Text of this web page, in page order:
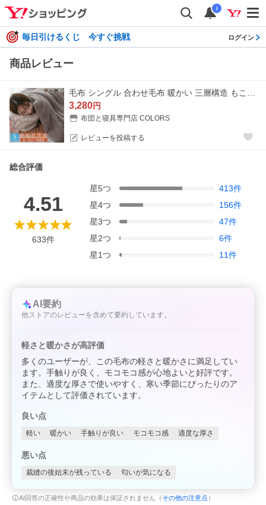
i
毎日引けるくじ 今すぐ挑戦 ログイン
商品レビュー
3,280円
布団と寝具専門店 COLORS
レビューを投稿する
総合評価
4.51
633件
星5つ 413件
星4つ 156件
星3つ 47件
星2つ 6件
星1つ 11件
AI要約
他ストアのレビューを含めて要約しています。
軽さと暖かさが高評価
多くのユーザーが、この毛布の軽さと暖かさに満足してい
ます。手触りが良く、モコモコ感が心地よいと好評です。
また、適度な厚さで使いやすく、寒い季節にぴったりのア
イテムとして評価されています。
良い点
軽い 暖かい 手触りが良い モコモコ感 適度な厚さ
悪い点
裁縫の後始末が残っている 匂いが気になる
AI回答の正確性や商品の効果は保証されません（ その他の注意点 ）